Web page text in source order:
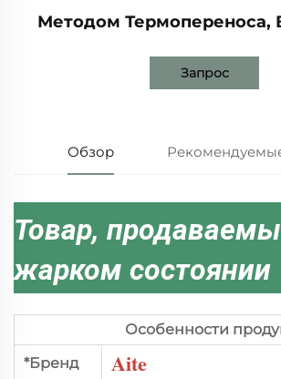
Методом Термопереноса,
Запрос
Обзор
Товар,
жарком состоянии
Особенности
*Бренд
Aite